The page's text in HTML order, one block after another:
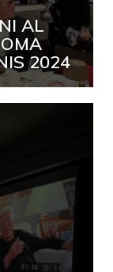
AL
2024